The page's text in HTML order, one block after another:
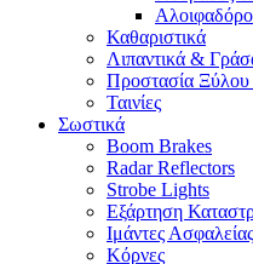
Καθαριστικά
Λιπαντικά &
Προστασία Ξύλου
Ταινίες
Σωστικά
Boom Brakes
Radar Reflectors
Strobe Lights
Εξάρτηση
Ιμάντες Ασφαλείας
Κόρνες